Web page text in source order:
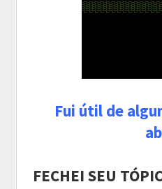
Fui útil de
FECHEI SEU